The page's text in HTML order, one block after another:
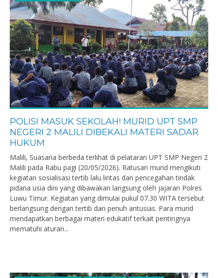
POLISI MASUK SEKOLAH! MURID UPT SMP
NEGERI 2 MALILI DIBEKALI MATERI SADAR
HUKUM
Malili, Suasana berbeda terlihat di pelataran UPT SMP Negeri 2
Malili pada Rabu pagi (20/05/2026). Ratusan murid mengikuti
kegiatan sosialisasi tertib lalu lintas dan pencegahan tindak
pidana usia dini yang dibawakan langsung oleh jajaran Polres
Luwu Timur. Kegiatan yang dimulai pukul 07.30 WITA tersebut
berlangsung dengan tertib dan penuh antusias. Para murid
mendapatkan berbagai materi edukatif terkait pentingnya
mematuhi aturan...